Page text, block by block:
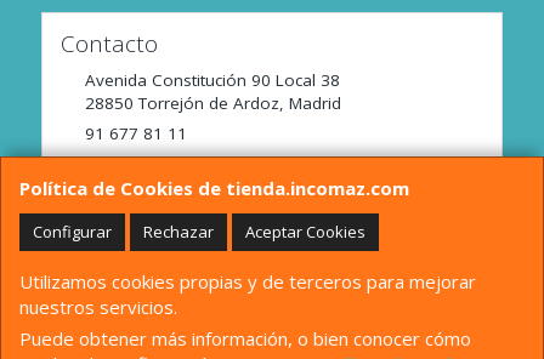
Política de Cookies de tienda.incomaz.com
Configurar Rechazar Aceptar Cookies
Utilizamos cookies propias y de terceros para mejorar
nuestros servicios.
Puede obtener más información, o bien conocer cómo
Contacto
Avenida Constitución 90 Local 38
28850 Torrejón de Ardoz, Madrid
91 677 81 11
tienda@incomaz.com
Horario
De Lunes a Viernes de 9:00 a 14:00